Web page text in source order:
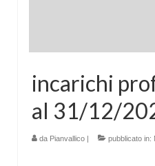
incarichi
al 31/12/
da Pianvallico | pubblicato in: